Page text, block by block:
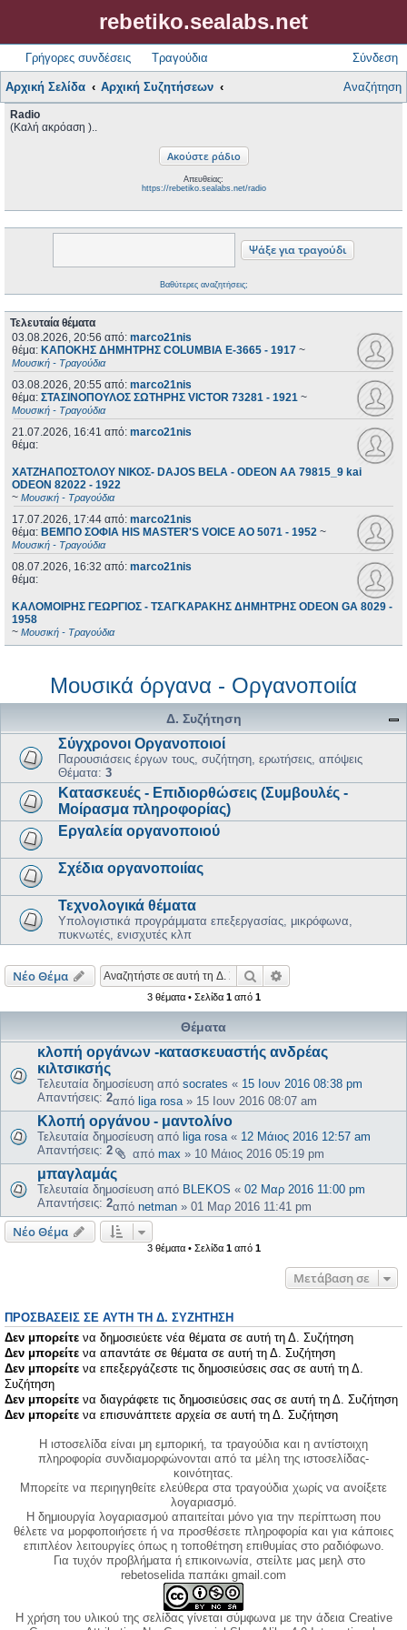
rebetiko.sealabs.net
Γρήγορες συνδέσεις Τραγούδια Σύνδεση
Αρχική Σελίδα Αρχική Συζητήσεων Αναζήτηση
Radio
(Καλή ακρόαση )..
Απευθείας:
https://rebetiko.sealabs.net/radio
Βαθύτερες αναζητήσεις;
Τελευταία θέματα
03.08.2026, 20:56 από: marco21nis
θέμα: ΚΑΠΟΚΗΣ ΔΗΜΗΤΡΗΣ COLUMBIA E-3665 - 1917 ~
Μουσική - Τραγούδια
03.08.2026, 20:55 από: marco21nis
θέμα: ΣΤΑΣΙΝΟΠΟΥΛΟΣ ΣΩΤΗΡΗΣ VICTOR 73281 - 1921 ~
Μουσική - Τραγούδια
21.07.2026, 16:41 από: marco21nis
θέμα:
ΧΑΤΖΗΑΠΟΣΤΟΛΟΥ ΝΙΚΟΣ- DAJOS BELA - ODEON AA 79815_9 kai
ODEON 82022 - 1922
~ Μουσική - Τραγούδια
17.07.2026, 17:44 από: marco21nis
θέμα: ΒΕΜΠΟ ΣΟΦΙΑ HIS MASTER'S VOICE AO 5071 - 1952 ~
Μουσική - Τραγούδια
08.07.2026, 16:32 από: marco21nis
θέμα:
ΚΑΛΟΜΟΙΡΗΣ ΓΕΩΡΓΙΟΣ - ΤΣΑΓΚΑΡΑΚΗΣ ΔΗΜΗΤΡΗΣ ODEON GA 8029 -
1958
~ Μουσική - Τραγούδια
Μουσικά όργανα - Οργανοποιία
Δ. Συζήτηση
Σύγχρονοι Οργανοποιοί
Παρουσιάσεις έργων τους, συζήτηση, ερωτήσεις, απόψεις
Θέματα: 3
Κατασκευές - Επιδιορθώσεις (Συμβουλές -
Μοίρασμα πληροφορίας)
Εργαλεία οργανοποιού
Σχέδια οργανοποιίας
Τεχνολογικά θέματα
Υπολογιστικά προγράμματα επεξεργασίας, μικρόφωνα,
πυκνωτές, ενισχυτές κλπ
Νέο Θέμα Αναζήτηση
3 θέματα • Σελίδα 1από 1
Θέματα
κλοπή οργάνων -κατασκευαστής ανδρέας
κιλτσικσής
Τελευταία δημοσίευση από socrates « 15 Ιουν 2016 08:38 pm
Απαντήσεις: 2από liga rosa » 15 Ιουν 2016 08:07 am
Κλοπή οργάνου - μαντολίνο
Τελευταία δημοσίευση από liga rosa « 12 Μάιος 2016 12:57 am
Απαντήσεις: 2 από max » 10 Μάιος 2016 05:19 pm
μπαγλαμάς
Τελευταία δημοσίευση από BLEKOS « 02 Μαρ 2016 11:00 pm
Απαντήσεις: 2από netman » 01 Μαρ 2016 11:41 pm
Νέο Θέμα
3 θέματα • Σελίδα 1από 1
Μετάβαση σε
ΠΡΟΣΒΆΣΕΙΣ ΣΕ ΑΥΤΉ ΤΗ Δ. ΣΥΖΉΤΗΣΗ
Δεν μπορείτε να δημοσιεύετε νέα θέματα σε αυτή τη Δ. Συζήτηση
Δεν μπορείτε να απαντάτε σε θέματα σε αυτή τη Δ. Συζήτηση
Δεν μπορείτε να επεξεργάζεστε τις δημοσιεύσεις σας σε αυτή τη Δ.
Συζήτηση
Δεν μπορείτε να διαγράφετε τις δημοσιεύσεις σας σε αυτή τη Δ. Συζήτηση
Δεν μπορείτε να επισυνάπτετε αρχεία σε αυτή τη Δ. Συζήτηση
Η ιστοσελίδα είναι μη εμπορική, τα τραγούδια και η αντίστοιχη
πληροφορία συνδιαμορφώνονται από τα μέλη της ιστοσελίδας-
κοινότητας.
Μπορείτε να περιηγηθείτε ελεύθερα στα τραγούδια χωρίς να ανοίξετε
λογαριασμό.
Η δημιουργία λογαριασμού απαιτείται μόνο για την περίπτωση που
θέλετε να μορφοποιήσετε ή να προσθέσετε πληροφορία και για κάποιες
επιπλέον λειτουργίες όπως η τοποθέτηση επιθυμίας στο ραδιόφωνο.
Για τυχόν προβλήματα ή επικοινωνία, στείλτε μας μεηλ στο
rebetoselida παπάκι gmail.com
Η χρήση του υλικού της σελίδας γίνεται σύμφωνα με την άδεια Creative